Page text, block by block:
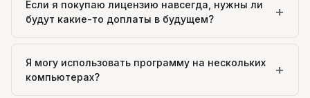
Если я покупаю лицензию навсегда, нужны ли
будут какие-то доплаты в будущем?
+
Я могу использовать программу на нескольких
компьютерах?
+